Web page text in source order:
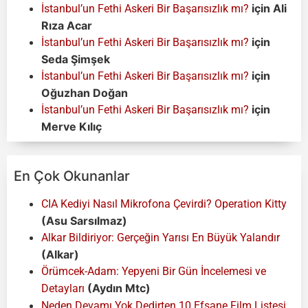
İstanbul’un Fethi Askeri Bir Başarısızlık mı? için Ali
Rıza Acar
İstanbul’un Fethi Askeri Bir Başarısızlık mı? için
Seda Şimşek
İstanbul’un Fethi Askeri Bir Başarısızlık mı? için
Oğuzhan Doğan
İstanbul’un Fethi Askeri Bir Başarısızlık mı? için
Merve Kılıç
En Çok Okunanlar
CIA Kediyi Nasıl Mikrofona Çevirdi? Operation Kitty
(Asu Sarsılmaz)
Alkar Bildiriyor: Gerçeğin Yarısı En Büyük Yalandır
(Alkar)
Örümcek-Adam: Yepyeni Bir Gün İncelemesi ve
Detayları (Aydın Mtc)